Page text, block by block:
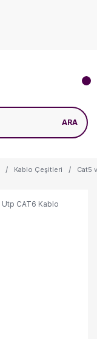
ARA
Kablo Çeşitleri Cat5